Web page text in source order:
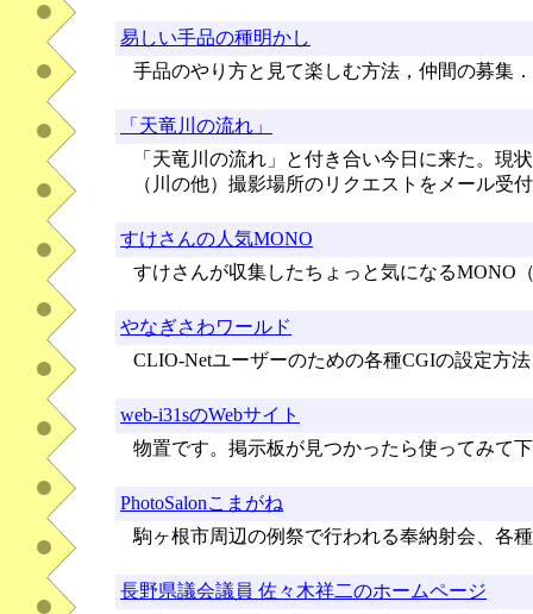
易しい手品の種明かし
手品のやり方と見て楽しむ方法，仲間の募集
「天竜川の流れ」
「天竜川の流れ」と付き合い今日に来た。現
（川の他）撮影場所のリクエストをメール受
すけさんの人気MONO
すけさんが収集したちょっと気になるMONO
やなぎさわワールド
CLIO-Netユーザーのための各種CGIの設定方
web-i31sのWebサイト
物置です。掲示板が見つかったら使ってみて
PhotoSalonこまがね
駒ヶ根市周辺の例祭で行われる奉納射会、各
長野県議会議員 佐々木祥二のホームページ